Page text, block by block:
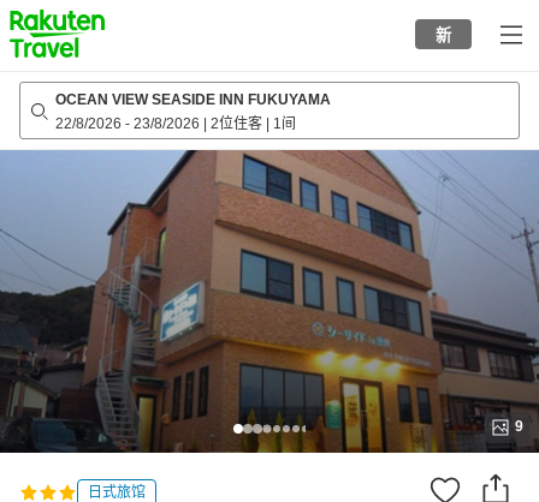
to
top
page
新
OCEAN VIEW SEASIDE INN FUKUYAMA
22/8/2026 - 23/8/2026 2位住客 1间
9
日式旅馆